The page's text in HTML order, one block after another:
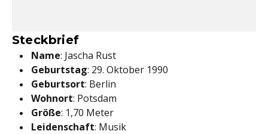
Steckbrief
Name: Jascha Rust
Geburtstag: 29. Oktober 1990
Geburtsort: Berlin
Wohnort: Potsdam
Größe: 1,70 Meter
Leidenschaft: Musik